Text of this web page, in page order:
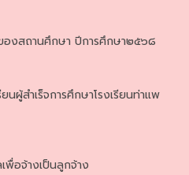
องสถานศึกษา ปีการศึกษา๒๕๖๘
ผู้สำเร็จการศึกษาโรงเรียนท่าแพ
พื่อจ้างเป็นลูกจ้าง